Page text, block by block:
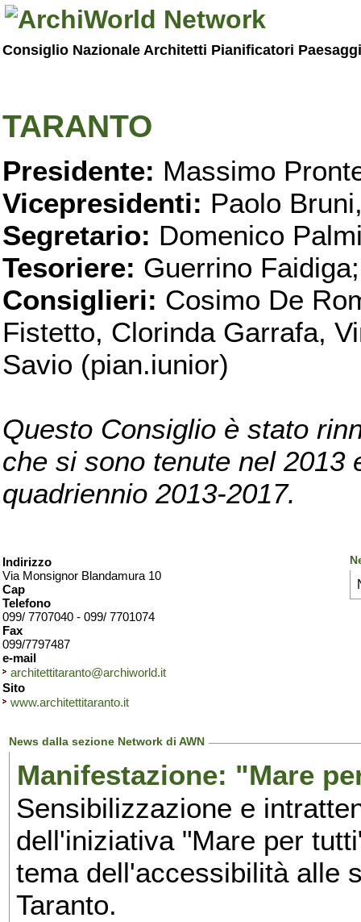
Consiglio Nazionale Architetti Pianificatori
TARANTO
Presidente: Massimo
Vicepresidenti: Paolo
Segretario: Domenico
Tesoriere: Guerrino Faidiga;
Consiglieri: Cosimo De
Fistetto, Clorinda Garrafa,
Savio (pian.iunior)
Questo Consiglio è stato
che si sono tenute nel 2013
quadriennio 2013-2017.
Indirizzo
Via Monsignor Blandamura 10
Cap
Telefono
099/ 7707040 - 099/ 7701074
Fax
099/7797487
e-mail
architettitaranto@archiworld.it
Sito
www.architettitaranto.it
News dalla sezione Network di AWN
Manifestazione: "Mare
Sensibilizzazione e
dell'iniziativa "Mare per
tema dell'accessibilità alle
Taranto.